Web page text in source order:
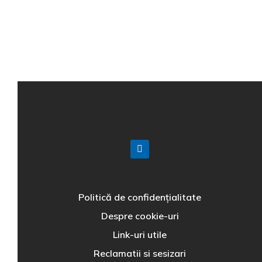
Politică de confidențialitate
Despre cookie-uri
Link-uri utile
Reclamatii si sesizari